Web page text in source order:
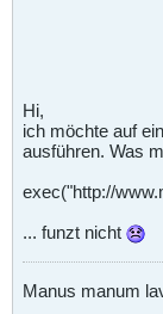
Hi,
ich möchte auf
ausführen. Was
exec("http://
... funzt nicht
Manus manum